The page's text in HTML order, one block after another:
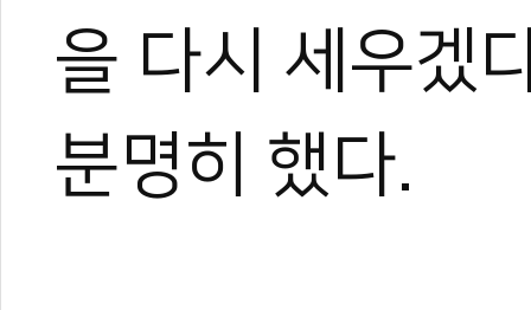
을 다시 세우겠
분명히 했다.